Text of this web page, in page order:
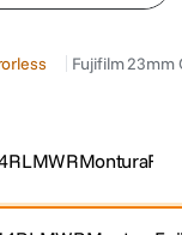
Fujifilm 23mm